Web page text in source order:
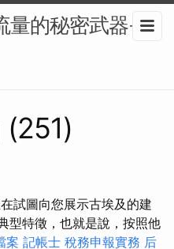
量的秘密武器-
試圖向您展示古埃及的建
型特徵，也就是說，按照他
案 記帳士 稅務申報實務 后